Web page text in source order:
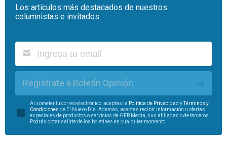
Los artículos más destacados de nuestros
columnistas e invitados.
Regístrate a Boletín Opinión
Al someter tu correo electrónico, aceptas la Política de Privacidad yTérminos y
Condiciones de El Nuevo Día. Además, aceptas recibir información u ofertas
especiales de productos o servicios de GFR Media, sus afiliadas o de terceros.
Podrás optar salirte de los boletines en cualquier momento.